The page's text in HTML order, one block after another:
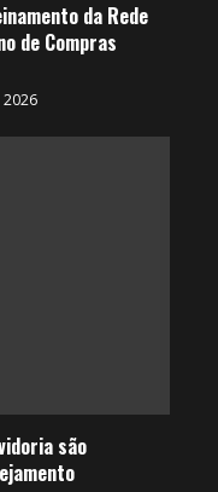
da Rede
de Compras
são